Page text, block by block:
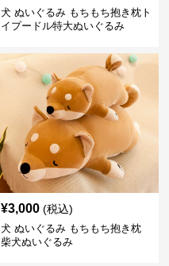
犬 ぬいぐるみ もちもち抱き枕ト
イプードル特大ぬいぐるみ
¥3,000 (税込)
犬 ぬいぐるみ もちもち抱き枕
柴犬ぬいぐるみ